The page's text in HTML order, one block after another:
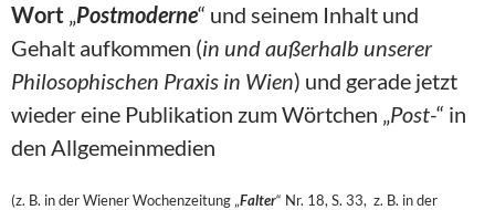
Wort „Postmoderne“ und seinem Inhalt und
Gehalt aufkommen (in und außerhalb unserer
Philosophischen Praxis in Wien) und gerade jetzt
wieder eine Publikation zum Wörtchen „Post-“ in
den Allgemeinmedien
(z. B. in der Wiener Wochenzeitung „Falter“ Nr. 18, S. 33, z. B. in der